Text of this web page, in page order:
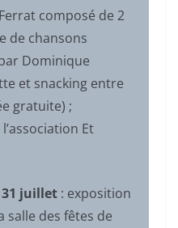
composé de 2
de chansons
Dominique
et snacking entre
gratuite) ;
Et
juillet: exposition
salle des fêtes de